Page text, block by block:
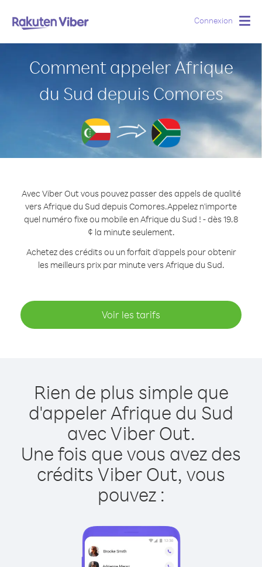
Connexion
Comment appeler Afrique
du Sud depuis Comores
Avec Viber Out vous pouvez passer des appels de qualité
vers Afrique du Sud depuis Comores.Appelez n'importe
quel numéro fixe ou mobile en Afrique du Sud ! - dès 19.8
¢ la minute seulement.
Achetez des crédits ou un forfait d’appels pour obtenir
les meilleurs prix par minute vers Afrique du Sud.
Voir les tarifs
Rien de plus simple que
d'appeler Afrique du Sud
avec Viber Out.
Une fois que vous avez des
crédits Viber Out, vous
pouvez :